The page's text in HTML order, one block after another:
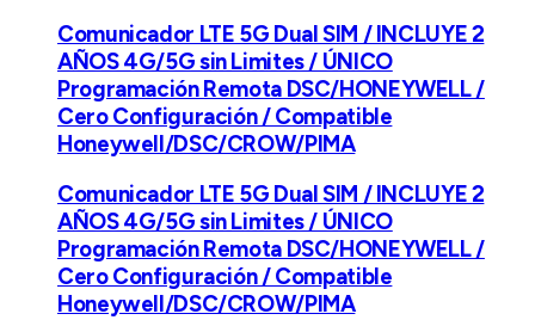
Comunicador LTE 5G Dual SIM / INCLUYE 2
AÑOS 4G/5G sin Limites / ÚNICO
Programación Remota DSC/HONEYWELL /
Cero Configuración / Compatible
Honeywell/DSC/CROW/PIMA
Comunicador LTE 5G Dual SIM / INCLUYE 2
AÑOS 4G/5G sin Limites / ÚNICO
Programación Remota DSC/HONEYWELL /
Cero Configuración / Compatible
Honeywell/DSC/CROW/PIMA